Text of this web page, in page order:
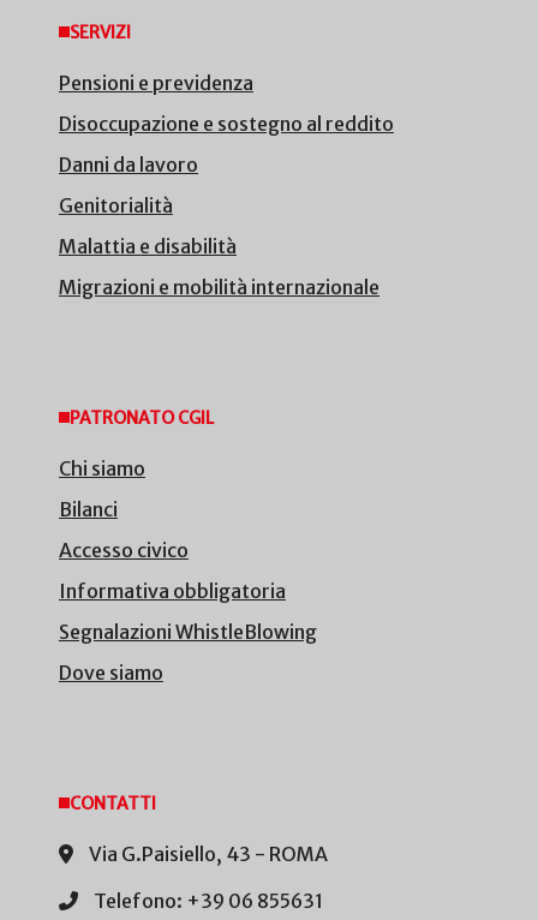
SERVIZI
Pensioni e previdenza
Disoccupazione e sostegno al reddito
Danni da lavoro
Genitorialità
Malattia e disabilità
Migrazioni e mobilità internazionale
PATRONATO CGIL
Chi siamo
Bilanci
Accesso civico
Informativa obbligatoria
Segnalazioni WhistleBlowing
Dove siamo
CONTATTI
Via G.Paisiello, 43 - ROMA
Telefono: +39 06 855631